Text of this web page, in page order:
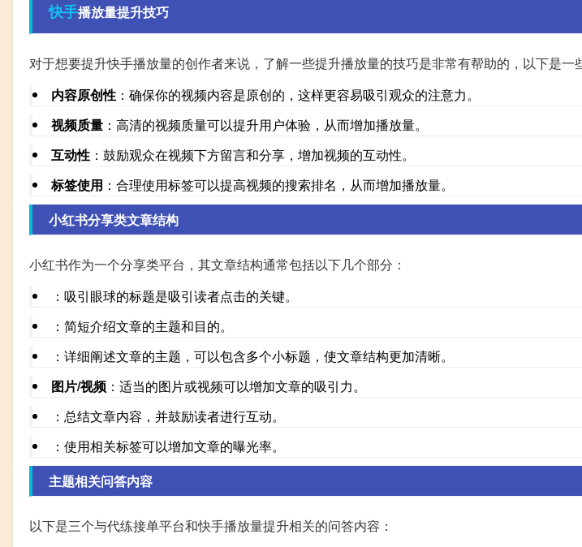
快手播放量提升技巧
对于想要提升快手播放量的创作者来说，了解一些提升播放量的技巧是非常有帮助的，以下是一
内容原创性 ：确保你的视频内容是原创的，这样更容易吸引观众的注意力。
视频质量 ：高清的视频质量可以提升用户体验，从而增加播放量。
互动性 ：鼓励观众在视频下方留言和分享，增加视频的互动性。
标签使用 ：合理使用标签可以提高视频的搜索排名，从而增加播放量。
小红书分享类文章结构
小红书作为一个分享类平台，其文章结构通常包括以下几个部分：
：吸引眼球的标题是吸引读者点击的关键。
：简短介绍文章的主题和目的。
：详细阐述文章的主题，可以包含多个小标题，使文章结构更加清晰。
图片/视频 ：适当的图片或视频可以增加文章的吸引力。
：总结文章内容，并鼓励读者进行互动。
：使用相关标签可以增加文章的曝光率。
主题相关问答内容
以下是三个与代练接单平台和快手播放量提升相关的问答内容：